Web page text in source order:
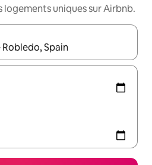
logements uniques sur Airbnb.
affichés, parcourez-les en utilisant